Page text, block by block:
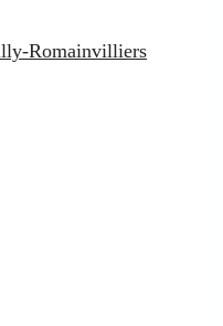
Romainvilliers